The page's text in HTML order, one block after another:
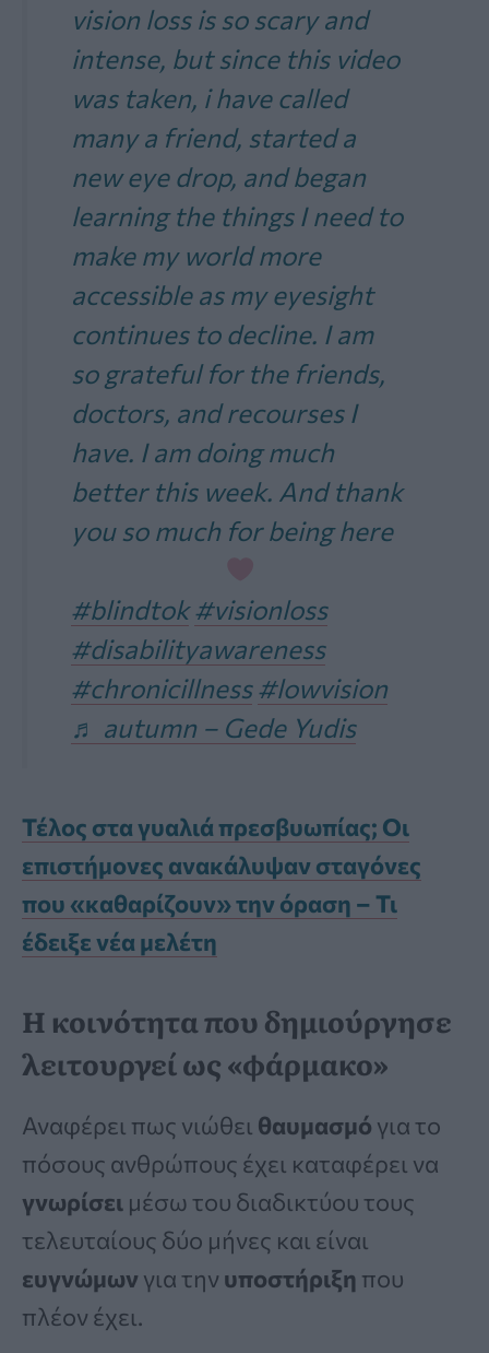
vision loss is so scary and
intense, but since this video
was taken, i have called
many a friend, started a
new eye drop, and began
learning the things I need to
make my world more
accessible as my eyesight
continues to decline. I am
so grateful for the friends,
doctors, and recourses I
have. I am doing much
better this week. And thank
you so much for being here
#blindtok #visionloss
#disabilityawareness
#chronicillness #lowvision
♬ autumn – Gede Yudis
Τέλος στα γυαλιά πρεσβυωπίας; Οι
επιστήμονες ανακάλυψαν σταγόνες
που «καθαρίζουν» την όραση – Τι
έδειξε νέα μελέτη
Η κοινότητα που δημιούργησε
λειτουργεί ως «φάρμακο»
Αναφέρει πως νιώθει θαυμασμό για το
πόσους ανθρώπους έχει καταφέρει να
γνωρίσει μέσω του διαδικτύου τους
τελευταίους δύο μήνες και είναι
ευγνώμων για την υποστήριξη που
πλέον έχει.